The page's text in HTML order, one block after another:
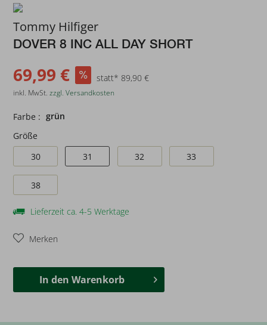
Tommy Hilfiger
DOVER 8 INC ALL DAY SHORT
69,99 € statt* 89,90 €
inkl. MwSt.zzgl. Versandkosten
Farbe : grün
Größe
30
31 32 33
38
Lieferzeit ca. 4-5 Werktage
Merken
In den Warenkorb